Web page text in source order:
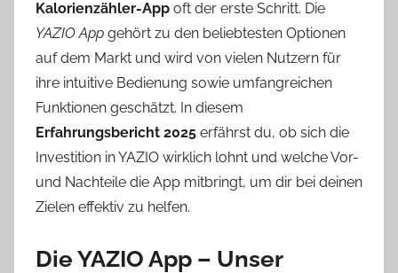
Kalorienzähler-App oft der erste Schritt. Die
YAZIO App gehört zu den beliebtesten Optionen
auf dem Markt und wird von vielen Nutzern für
ihre intuitive Bedienung sowie umfangreichen
Funktionen geschätzt. In diesem
Erfahrungsbericht 2025 erfährst du, ob sich die
Investition in YAZIO wirklich lohnt und welche Vor-
und Nachteile die App mitbringt, um dir bei deinen
Zielen effektiv zu helfen.
Die YAZIO App – Unser